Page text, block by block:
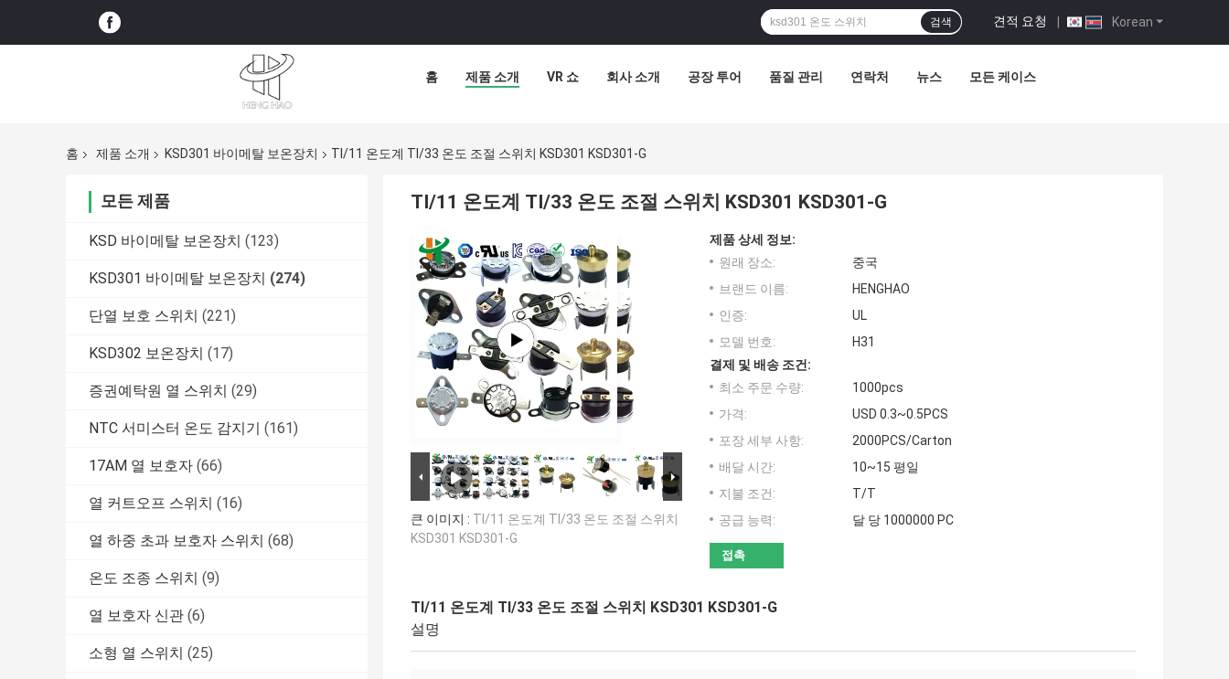
Korean
견적 요청 |
검색
홈 제품 소개 VR 쇼 회사 소개 공장 투어 품질 관리 연락처 뉴스 모든 케이스
홈 제품 소개 KSD301 바이메탈 보온장치 TI/11 온도계 TI/33 온도 조절 스위치 KSD301 KSD301-G
모든 제품
KSD 바이메탈 보온장치 (123)
KSD301 바이메탈 보온장치 (274)
단열 보호 스위치 (221)
KSD302 보온장치 (17)
증권예탁원 열 스위치 (29)
NTC 서미스터 온도 감지기 (161)
17AM 열 보호자 (66)
열 커트오프 스위치 (16)
열 하중 초과 보호자 스위치 (68)
온도 조종 스위치 (9)
열 보호자 신관 (6)
소형 열 스위치 (25)
TI/11 온도계 TI/33 온도 조절 스위치 KSD301 KSD301-G
큰 이미지 : TI/11 온도계 TI/33 온도 조절 스위치
KSD301 KSD301-G
제품 상세 정보:
원래 장소:
중국
브랜드 이름:
HENGHAO
인증:
UL
모델 번호:
H31
결제 및 배송 조건:
최소 주문 수량:
1000pcs
가격:
USD 0.3~0.5PCS
포장 세부 사항:
2000PCS/Carton
배달 시간:
10~15 평일
지불 조건:
T/T
공급 능력:
달 당 1000000 PC
접촉
TI/11 온도계 TI/33 온도 조절 스위치 KSD301 KSD301-G
설명